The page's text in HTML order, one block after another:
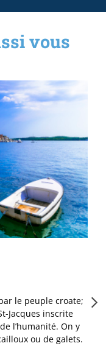
vous
le peuple croate;
Jacques inscrite
l’humanité. On y
ou de galets.